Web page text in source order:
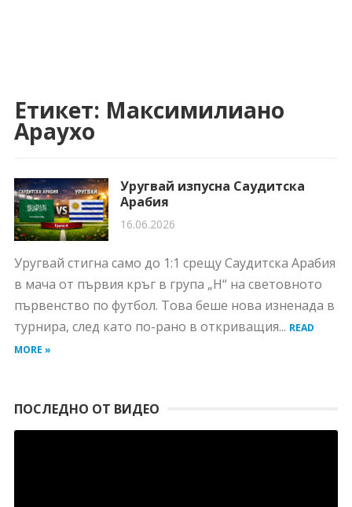
Етикет: Максимилиано
Араухо
Уругвай изпусна Саудитска
Арабия
16.06.2026
Уругвай стигна само до 1:1 срещу Саудитска Арабия
в мача от първия кръг в група „Н“ на световното
първенство по футбол. Това беше нова изненада в
турнира, след като по-рано в откриващия... READ
MORE »
ПОСЛЕДНО ОТ ВИДЕО